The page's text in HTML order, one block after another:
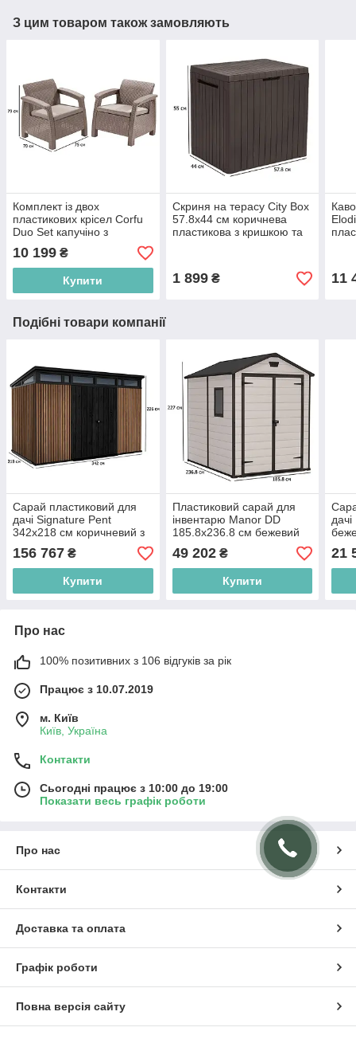
З цим товаром також замовляють
Комплект із двох
пластикових крісел Corfu
Duo Set капучіно з
подушками на терасу
10 199 ₴
Купити
Скриня на терасу City Box
57.8х44 см коричнева
пластикова з кришкою та
1 899₴ 11
Подібні товари компанії
Сарай пластиковий для
дачі Signature Pent
342х218 см коричневий з
для інвентарю
156 767 ₴
Купити
Пластиковий сарай для
інвентарю Manor DD
185.8х236.8 см бежевий
дводверний з віконцем та
вентиляцією
49 202₴
Купити
21
Про нас
100% позитивних з 106 відгуків за рік
Працює з 10.07.2019
м. Київ
Київ, Україна
Контакти
Сьогодні працює з 10:00 до 19:00
Показати весь графік роботи
Про нас
Контакти
Доставка та оплата
Графік роботи
Повна версія сайту